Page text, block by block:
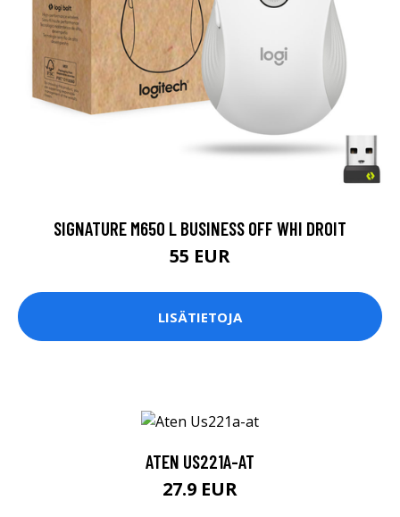
SIGNATURE M650 L BUSINESS OFF WHI DROIT
55 EUR
LISÄTIETOJA
ATEN US221A-AT
27.9 EUR